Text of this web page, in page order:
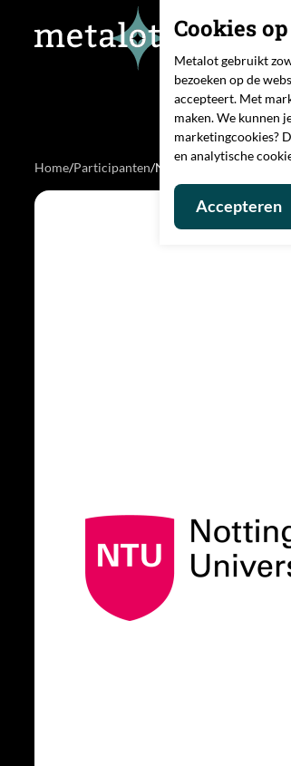
Home/Participanten/Nottingham Trent
Cookies
Metalot gebruikt
bezoeken op de
accepteert. Met
maken. We kunnen
marketingcookies?
en analytische
Accepteren